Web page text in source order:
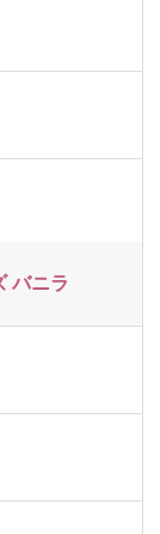
バニラ